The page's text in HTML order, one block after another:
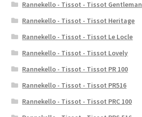
Rannekello - Tissot - Tissot Gentleman
Rannekello - Tissot - Tissot Heritage
Rannekello - Tissot - Tissot Le Locle
Rannekello - Tissot - Tissot Lovely
Rannekello - Tissot - Tissot PR 100
Rannekello - Tissot - Tissot PR516
Rannekello - Tissot - Tissot PRC 100